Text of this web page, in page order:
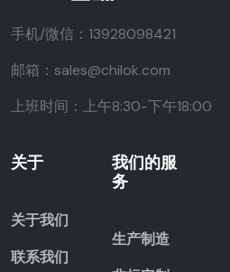
手机/微信：13928098421
邮箱：sales@chilok.com
上班时间：上午8:30-下午18:00
关于
关于我们
联系我们
我们的服
务
生产制造